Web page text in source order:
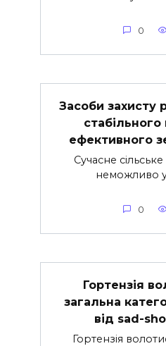
0
Засоби захисту
ефективного
Сучасне
неможливо
0
Гортензія
загальна
від sad-
Гортензія